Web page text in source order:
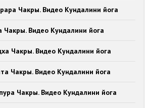
Чакры. Видео Кундалини йога
Чакры. Видео Кундалини йога
Чакры. Видео Кундалини йога
Чакры. Видео Кундалини йога
Чакры. Видео Кундалини йога